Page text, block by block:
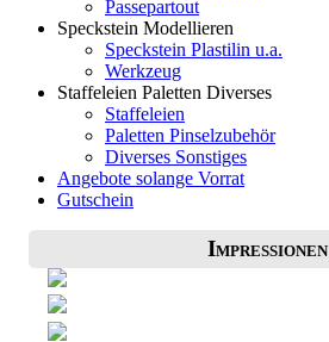
Passepartout
Speckstein Modellieren
Speckstein Plastilin u.a.
Werkzeug
Staffeleien Paletten Diverses
Staffeleien
Paletten Pinselzubehör
Diverses Sonstiges
Angebote solange Vorrat
Gutschein
Impressionen